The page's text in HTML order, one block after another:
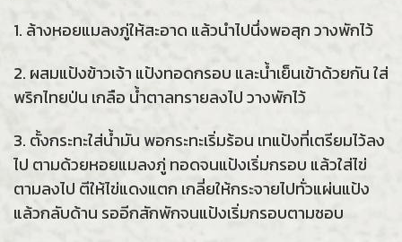
1. ล้างหอยแมลงภู่ให้สะอาด แล้วนำไปนึ่งพอสุก วางพักไว้
2. ผสมแป้งข้าวเจ้า แป้งทอดกรอบ และน้ำเย็นเข้าด้วยกัน ใส่
พริกไทยป่น เกลือ น้ำตาลทรายลงไป วางพักไว้
3. ตั้งกระทะใส่น้ำมัน พอกระทะเริ่มร้อน เทแป้งที่เตรียมไว้ลง
ไป ตามด้วยหอยแมลงภู่ ทอดจนแป้งเริ่มกรอบ แล้วใส่ไข่
ตามลงไป ตีให้ไข่แดงแตก เกลี่ยให้กระจายไปทั่วแผ่นแป้ง
แล้วกลับด้าน รออีกสักพักจนแป้งเริ่มกรอบตามชอบ